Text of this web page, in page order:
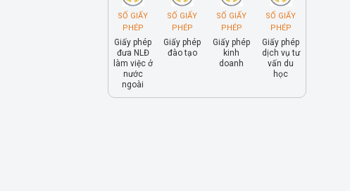
SỐ GIẤY
PHÉP
Giấy phép
đưa NLĐ
làm việc ở
nước
ngoài
SỐ GIẤY
PHÉP
Giấy phép
đào tạo
SỐ GIẤY
PHÉP
Giấy phép
kinh
doanh
SỐ GIẤY
PHÉP
Giấy phép
dịch vụ tư
vấn du
học